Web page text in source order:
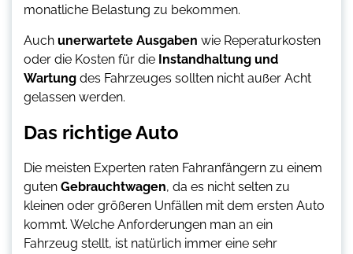
monatliche Belastung zu bekommen.
Auch unerwartete Ausgaben wie Reperaturkosten
oder die Kosten für die Instandhaltung und
Wartung des Fahrzeuges sollten nicht außer Acht
gelassen werden.
Das richtige Auto
Die meisten Experten raten Fahranfängern zu einem
guten Gebrauchtwagen, da es nicht selten zu
kleinen oder größeren Unfällen mit dem ersten Auto
kommt. Welche Anforderungen man an ein
Fahrzeug stellt, ist natürlich immer eine sehr